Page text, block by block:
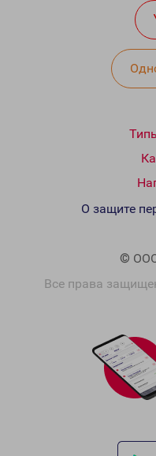
©
Все права
О защите